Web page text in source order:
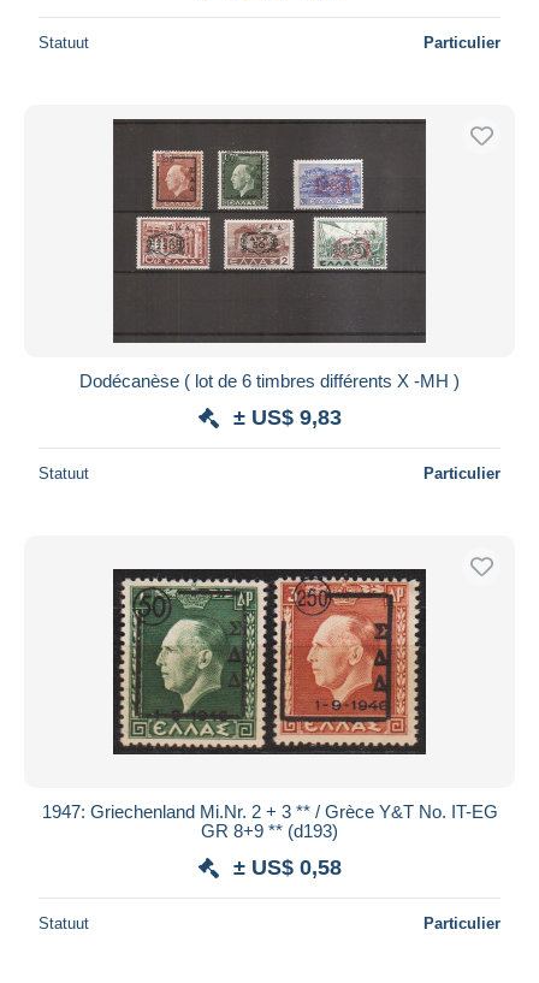
Statuut Particulier
Dodécanèse ( lot de 6 timbres différents X -MH )
± US$ 9,83
Statuut Particulier
1947: Griechenland Mi.Nr. 2 + 3 ** / Grèce Y&T No. IT-EG
GR 8+9 ** (d193)
± US$ 0,58
Statuut Particulier